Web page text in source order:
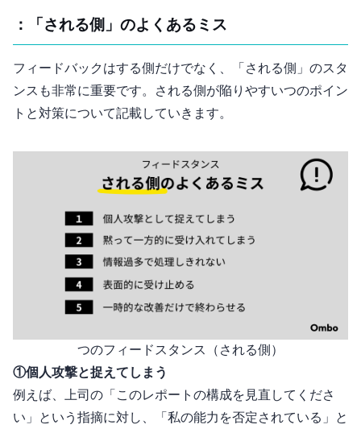
Feedstanse：「される側」のよくあるミス
フィードバックはする側だけでなく、「される側」のスタ
ンスも非常に重要です。される側が陥りやすい5つのポイン
トと対策について記載していきます。
5つのフィードスタンス（される側）
①個人攻撃と捉えてしまう
例えば、上司の「このレポートの構成を見直してくださ
い」という指摘に対し、「私の能力を否定されている」と